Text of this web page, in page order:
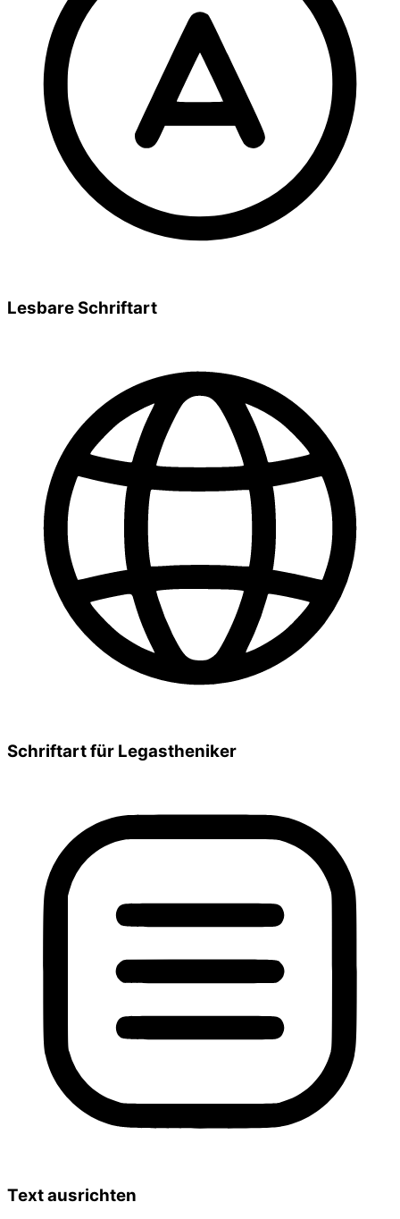
Lesbare Schriftart
Schriftart für Legastheniker
Text ausrichten